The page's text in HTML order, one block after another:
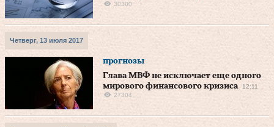
30300
Четверг, 13 июля 2017
прогнозы
Глава МВФ не исключает еще одного
мирового финансового кризиса
12:11
27304